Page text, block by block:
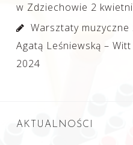
w Zdziechowie 2
Warsztaty muzyczne
Agatą Leśniewską – Witt
2024
AKTUALNOŚCI